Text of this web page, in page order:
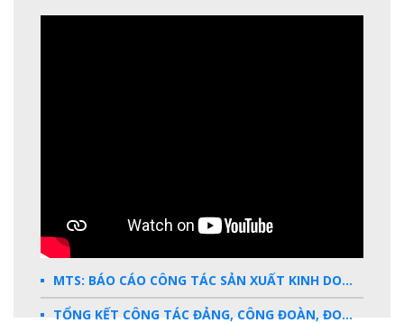
MTS: BÁO CÁO CÔNG TÁC SẢN XUẤT KINH DOANH 2025
TỔNG KẾT CÔNG TÁC ĐẢNG, CÔNG ĐOÀN, ĐOÀN THANH NIÊN 2025